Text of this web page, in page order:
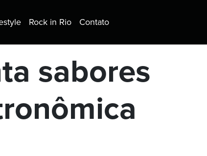
Rock in Rio Contato
sabores